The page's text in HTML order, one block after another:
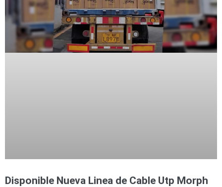
Disponible Nueva Linea de Cable Utp Morph